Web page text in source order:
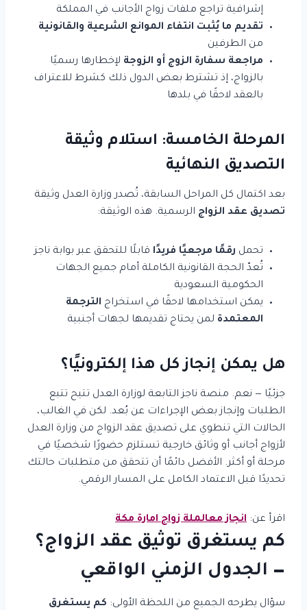
إشرافية تراجع ملفات زواج الأجانب في المملكة
تقديم ما يُثبت انتفاء الموانع الشرعية والقانونية
من الطرفين
مراجعة سفارة الزوج أو الزوجة لإخطارها رسميًا
بالزواج، إذ تشترط بعض الدول ذلك كشرط للاعتراف
بالعقد لاحقًا في بلدها
المرحلة الخامسة: استلام وثيقة
التصديق النهائية
بعد اكتمال كل المراحل السابقة، تُصدر وزارة العدل وثيقة
تصديق عقد الزواج الرسمية. هذه الوثيقة:
تحمل رقمًا مرجعيًا فريدًا قابلًا للتحقق عبر بوابة ناجز
تُعدّ الحجة القانونية الكاملة أمام جميع الجهات
الحكومية السعودية
يمكن استخدامها لاحقًا في استخراج الترجمة
المعتمدة لمن يحتاج تقديمها لجهات أجنبية
هل يمكن إنجاز كل هذا إلكترونيًا؟
جزئيًا — نعم. منصة ناجز التابعة لوزارة العدل تتيح تتبع
الطلبات وإنجاز بعض الإجراءات عن بُعد. لكن في الغالب،
الحالات التي تنطوي على تصديق عقد الزواج من وزارة العدل
لأزواج أجانب أو وثائق خارجية تستلزم حضورًا شخصيًا في
مرحلة أو أكثر. الأفضل دائمًا أن تتحقق من متطلبات حالتك
تحديدًا قبل الاعتماد الكامل على المسار الرقمي.
اقرأ عن: انجاز معالملة زواج امارة مكة
كم يستغرق توثيق عقد الزواج؟
— الجدول الزمني الواقعي
سؤال يطرحه الجميع من اللحظة الأولى: كم يستغرق